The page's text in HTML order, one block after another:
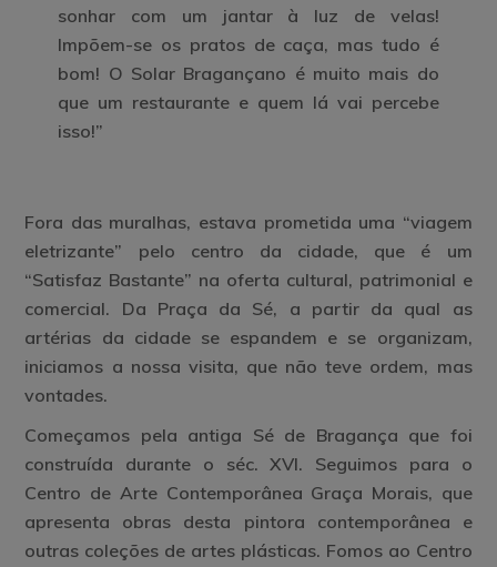
sonhar com um jantar à luz de velas!
Impõem-se os pratos de caça, mas tudo é
bom! O Solar Bragançano é muito mais do
que um restaurante e quem lá vai percebe
isso!”
Fora das muralhas, estava prometida uma “viagem
eletrizante” pelo centro da cidade, que é um
“Satisfaz Bastante” na oferta cultural, patrimonial e
comercial. Da Praça da Sé, a partir da qual as
artérias da cidade se espandem e se organizam,
iniciamos a nossa visita, que não teve ordem, mas
vontades.
Começamos pela antiga Sé de Bragança que foi
construída durante o séc. XVI. Seguimos para o
Centro de Arte Contemporânea Graça Morais, que
apresenta obras desta pintora contemporânea e
outras coleções de artes plásticas. Fomos ao Centro